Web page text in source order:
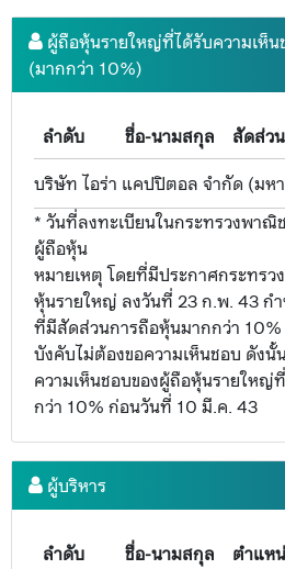
ผู้ถือหุ้นรายใหญ่ที่ได้รับความเห็
(มากกว่า 10%)
ลำดับ ชื่อ-นามสกุล
สัดส่ว
บริษัท ไอร่า แคปปิตอล จำกัด (มห
* วันที่ลงทะเบียนในกระทรวงพา
ผู้ถือหุ้น
หมายเหตุ โดยที่มีประกาศกระทรว
หุ้นรายใหญ่ ลงวันที่ 23 ก.พ. 43 ก
ที่มีสัดส่วนการถือหุ้นมากกว่า
บังคับไม่ต้องขอความเห็นชอบ ดังนั้
ความเห็นชอบของผู้ถือหุ้นรายให
กว่า 10% ก่อนวันที่ 10 มี.ค. 43
ผู้บริหาร
ลำดับ ชื่อ-นามสกุล ตำแห